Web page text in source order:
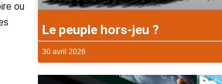
ou
Le peuple hors-jeu ?
30 avril 2026